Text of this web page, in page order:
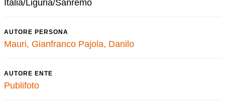
Italia/Liguria/Sanremo
AUTORE PERSONA
Mauri, Gianfranco Pajola, Danilo
AUTORE ENTE
Publifoto